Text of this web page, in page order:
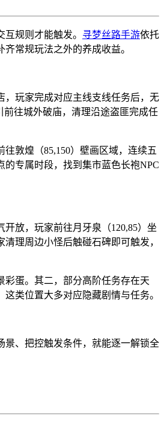
规则才能触发。 寻梦丝路手游依托
常规玩法之外的养成收益。
，玩家完成对应主线支线任务后，无
往城外破庙，清理沿途盗匪完成任
敦煌（85,150）壁画区域，连续五
专属时段，找到集市蓝色长袍NPC
放，玩家前往月牙泉（120,85）坐
理周边小怪后触碰石碑即可触发，
彩蛋。其二，部分高阶任务存在天
类位置大多对应隐藏剧情与任务。
景、把控触发条件，就能逐一解锁全